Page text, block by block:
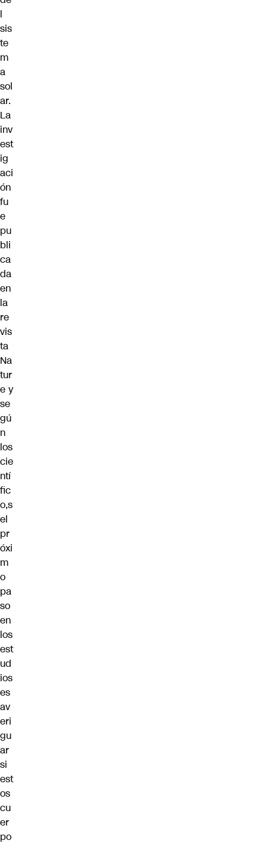
l
sis
te
m
a
sol
ar.
La
inv
est
ig
aci
ón
fu
e
pu
bli
ca
da
en
la
re
vis
ta
Na
tur
e y
se
gú
n
los
cie
ntí
fic
o,s
el
pr
óxi
m
o
pa
so
en
los
est
ud
ios
es
av
eri
gu
ar
si
est
os
cu
er
po